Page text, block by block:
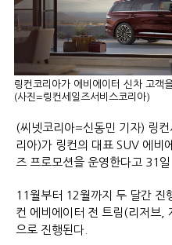
링컨코리아가 에비에이터 신차 고객
(사진=링컨세일즈서비스코리아)
(씨넷코리아=신동민 기자) 링
리아)가 링컨의 대표 SUV 에비
즈 프로모션을 운영한다고 31일
11월부터 12월까지 두 달간 진
컨 에비에이터 전 트림(리저브,
으로 진행된다.